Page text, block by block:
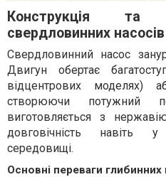
Конструкція та
свердловинних насосів
Свердловинний насос
Двигун обертає
відцентрових моделях)
створюючи потужний
виготовляється з
довговічність навіть
середовищі.
Основні переваги глибинних